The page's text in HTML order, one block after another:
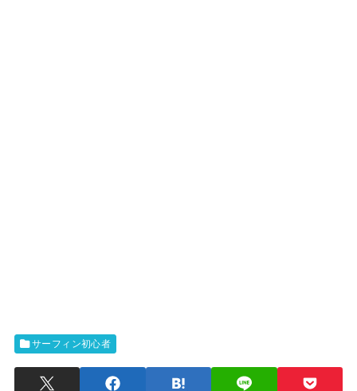
サーフィン初心者